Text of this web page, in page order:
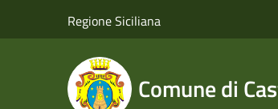
Regione Siciliana
Comune di